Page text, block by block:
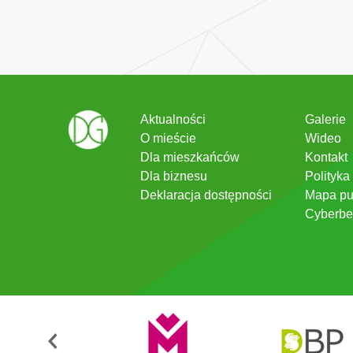
Aktualności
O mieście
Dla mieszkańców
Dla biznesu
Deklaracja dostępności
Galerie
Wideo
Kontakt
Mapa